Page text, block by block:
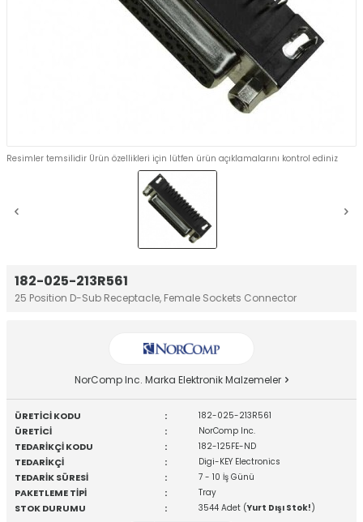
182-025-213R561
25 Position D-Sub Receptacle, Female Sockets Connector
Resimler temsilidir Ürün özellikleri için lütfen ürün açıklamalarını kontrol ediniz
NorComp Inc. Marka Elektronik Malzemeler
ÜRETİCİ KODU : 182-025-213R561
ÜRETİCİ : NorComp Inc.
TEDARİKÇİ KODU : 182-125FE-ND
TEDARİKÇİ : Digi-KEY Electronics
TEDARİK SÜRESİ : 7 - 10 İş Günü
PAKETLEME TİPİ : Tray
STOK DURUMU : 3544 Adet (Yurt Dışı Stok!)